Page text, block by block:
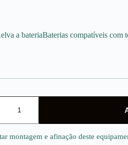
a bateriaBaterias compatíveis com
montagem e afinação deste